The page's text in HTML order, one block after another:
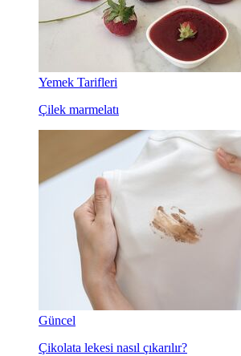
Yemek Tarifleri
Çilek marmelatı
Güncel
Çikolata lekesi nasıl çıkarılır?